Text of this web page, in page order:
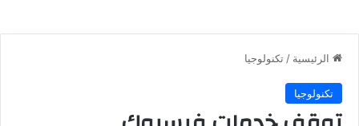
الرئيسية / تكنولوجيا
تكنولوجيا